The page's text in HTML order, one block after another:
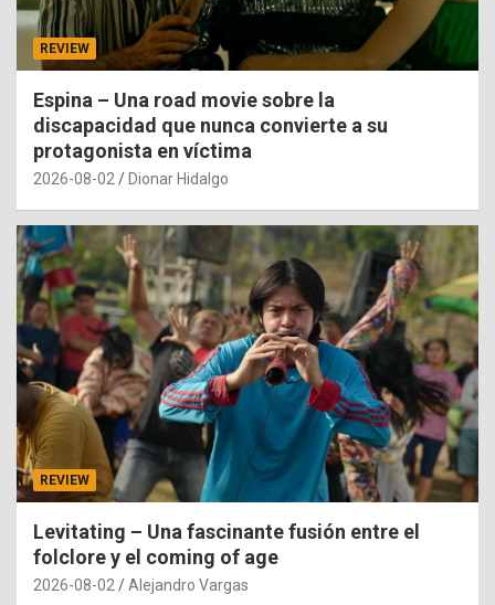
REVIEW
Espina – Una road movie sobre la
discapacidad que nunca convierte a su
protagonista en víctima
2026-08-02 Dionar Hidalgo
REVIEW
Levitating – Una fascinante fusión entre el
folclore y el coming of age
2026-08-02 Alejandro Vargas